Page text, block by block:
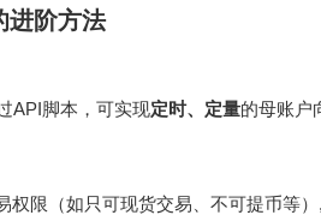
阶方法
API脚本，可实现定时、定量的母账户
限（如只可现货交易、不可提币等）